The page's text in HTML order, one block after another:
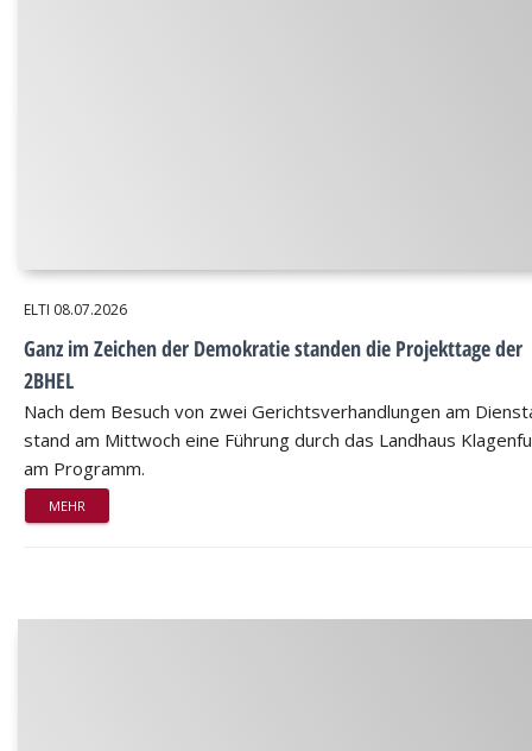
ELTI 08.07.2026
Ganz im Zeichen der Demokratie standen die Projekttage der
2BHEL
Nach dem Besuch von zwei Gerichtsverhandlungen am
stand am Mittwoch eine Führung durch das Landhaus
am Programm.
MEHR